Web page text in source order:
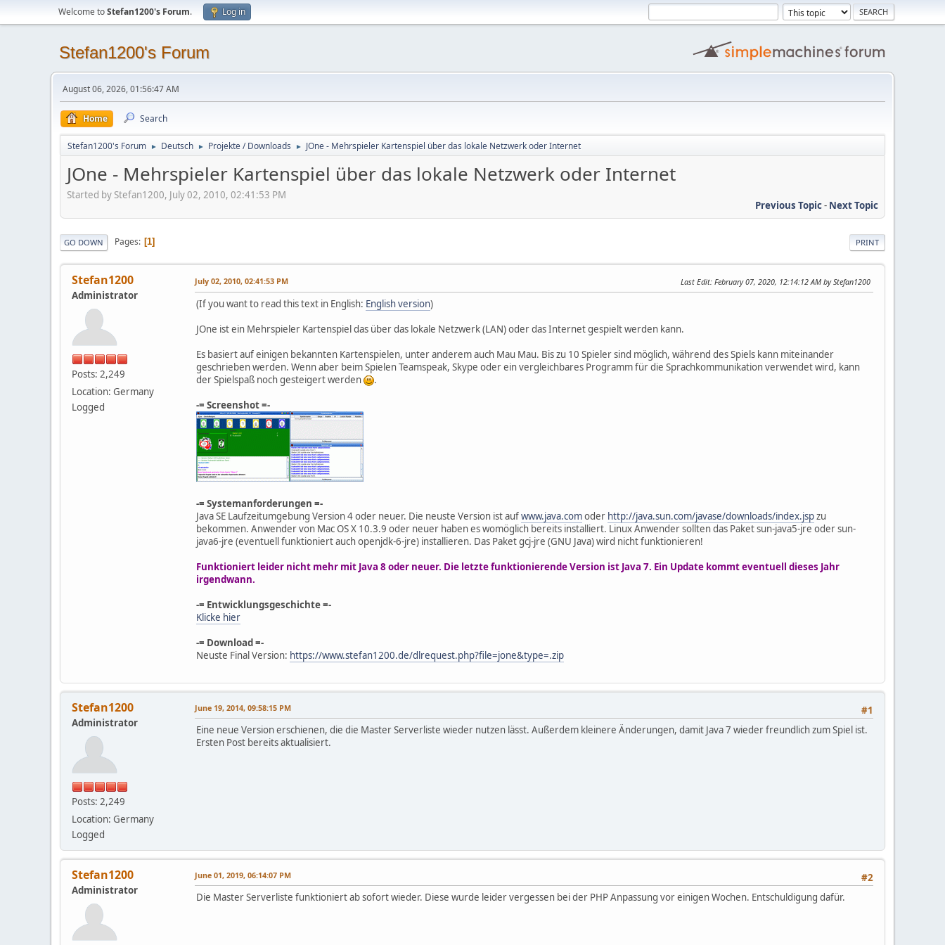
Welcome toStefan1200's Forum. Log in
Stefan1200's Forum
August 06, 2026, 01:56:47 AM
Home Search
Stefan1200's Forum ► Deutsch ► Projekte / Downloads ► JOne - Mehrspieler Kartenspiel über das lokale Netzwerk oder Internet
JOne - Mehrspieler Kartenspiel über das lokale Netzwerk oder Internet
Started by Stefan1200, July 02, 2010, 02:41:53 PM
Previous Topic- Next Topic
PRINT
GO DOWN Pages 1
Stefan1200
Administrator
Posts: 2,249
Location: Germany
Logged
July 02, 2010, 02:41:53 PM Last Edit: February 07, 2020, 12:14:12 AM by Stefan1200
(If you want to read this text in English: English version)
JOne ist ein Mehrspieler Kartenspiel das über das lokale Netzwerk (LAN) oder das Internet gespielt werden kann.
Es basiert auf einigen bekannten Kartenspielen, unter anderem auch Mau Mau. Bis zu 10 Spieler sind möglich, während des Spiels kann miteinander
geschrieben werden. Wenn aber beim Spielen Teamspeak, Skype oder ein vergleichbares Programm für die Sprachkommunikation verwendet wird, kann
der Spielspaß noch gesteigert werden
.
-= Screenshot =-
-= Systemanforderungen =-
Java SE Laufzeitumgebung Version 4 oder neuer. Die neuste Version ist aufwww.java.comoder http://java.sun.com/javase/downloads/index.jspzu
bekommen. Anwender von Mac OS X 10.3.9 oder neuer haben es womöglich bereits installiert. Linux Anwender sollten das Paket sun-java5-jre oder sun-
java6-jre (eventuell funktioniert auch openjdk-6-jre) installieren. Das Paket gcj-jre (GNU Java) wird nicht funktionieren!
Funktioniert leider nicht mehr mit Java 8 oder neuer. Die letzte funktionierende Version ist Java 7. Ein Update kommt eventuell dieses Jahr
irgendwann.
-= Entwicklungsgeschichte =-
Klicke hier
-= Download =-
Neuste Final Version: https://www.stefan1200.de/dlrequest.php?file=jone&type=.zip
Stefan1200
Administrator
Posts: 2,249
Location: Germany
Logged
#1
June 19, 2014, 09:58:15 PM
Eine neue Version erschienen, die die Master Serverliste wieder nutzen lässt. Außerdem kleinere Änderungen, damit Java 7 wieder freundlich zum Spiel ist.
Ersten Post bereits aktualisiert.
Stefan1200
Administrator
#2
June 01, 2019, 06:14:07 PM
Die Master Serverliste funktioniert ab sofort wieder. Diese wurde leider vergessen bei der PHP Anpassung vor einigen Wochen. Entschuldigung dafür.